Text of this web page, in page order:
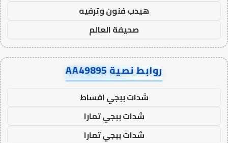
هيدب فنون وترفيه
صحيفة العالم
روابط نصية AA49895
شدات ببجي اقساط
شدات ببجي تمارا
شدات ببجي تمارا